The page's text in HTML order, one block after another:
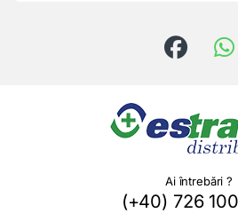
Ai întrebări ?
(+40) 726